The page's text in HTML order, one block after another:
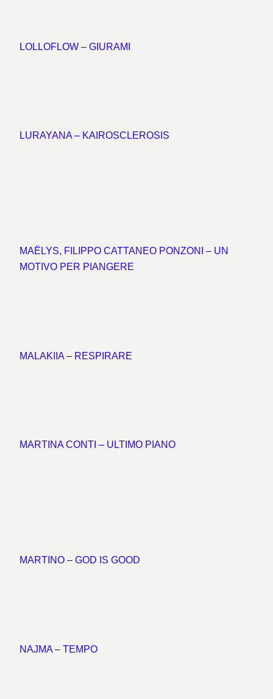
LOLLOFLOW – GIURAMI
LURAYANA – KAIROSCLEROSIS
MAËLYS, FILIPPO CATTANEO PONZONI – UN
MOTIVO PER PIANGERE
MALAKIIA – RESPIRARE
MARTINA CONTI – ULTIMO PIANO
MARTINO – GOD IS GOOD
NAJMA – TEMPO